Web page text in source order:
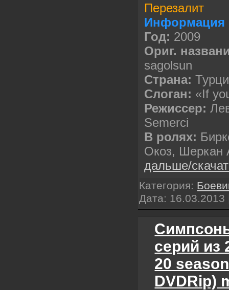
Перезалит
Год: 2009
Ориг.
sagolsun
Cтрана:
Слоган: «If
Режиссер:
Semerci
В ролях:
Окоз, Шеркан
дальше/
Категория:
Дата: 16.03.2013
серий из
20
DVDRip)